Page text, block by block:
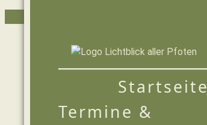
Startseite
Termine &